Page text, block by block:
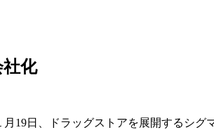
化
19日、ドラッグストアを展開するシ